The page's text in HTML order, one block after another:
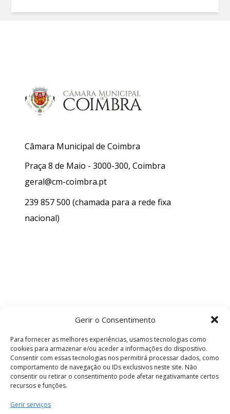
Gerir o Consentimento
Para fornecer as melhores experiências, usamos tecnologias como
cookies para armazenar e/ou aceder a informações do dispositivo.
Consentir com essas tecnologias nos permitirá processar dados, como
comportamento de navegação ou IDs exclusivos neste site. Não
consentir ou retirar o consentimento pode afetar negativamante certos
recursos e funções.
Gerir serviços
Câmara Municipal de Coimbra
Praça 8 de Maio - 3000-300, Coimbra
geral@cm-coimbra.pt
239 857 500 (chamada para a rede fixa
nacional)
Termos e Condições